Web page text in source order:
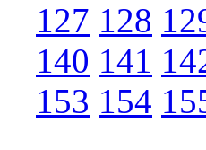
127 128
140 141
153 154